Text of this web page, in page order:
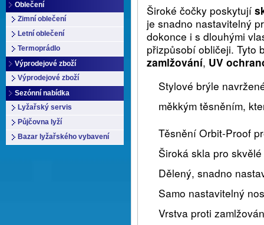
Oblečení
Zimní oblečení
Letní oblečení
Termoprádlo
Výprodejové zboží
Výprodejové zboží
Sezónní nabídka
Lyžařský servis
Půjčovna lyží
Bazar lyžařského vybavení
Široké čočky poskytují
je snadno nastavitelný
dokonce i s dlouhými
přizpůsobí obličeji. Tyto
zamlžování, UV
Stylové brýle
měkkým těsněním,
Těsnění Orbit-Proof
Široká skla pro
Dělený, snadno
Samo nastavitelný
Vrstva proti